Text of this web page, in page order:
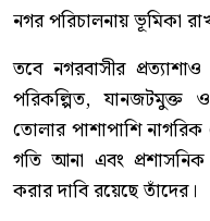
নগর পরিচালনায় ভূমিকা
তবে নগরবাসীর
পরিকল্পিত, যানজটমুক্ত
তোলার পাশাপাশি নাগরিক
গতি আনা এবং প্রশাসনিক
করার দাবি রয়েছে তাঁদের।